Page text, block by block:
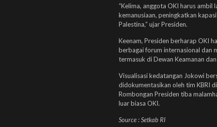
“Kelima, anggota OKI harus
kemanusiaan, peningkatkan
Palestina,” ujar Presiden.
Keenam, Presiden berharap OKI
berbagai forum internasional dan
termasuk di Dewan Keamanan
Visualisasi kedatangan Jokowi
didokumentasikan oleh tim KBRI
Rombongan Presiden tiba
luar biasa OKI.
Source : Setkab RI